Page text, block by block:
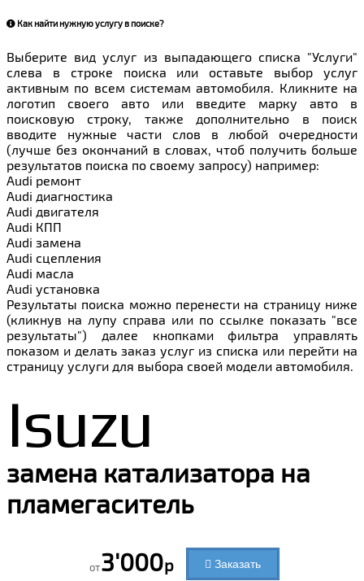
Как найти нужную услугу в поиске?
Выберите вид услуг из выпадающего списка "Услуги"
слева в строке поиска или оставьте выбор услуг
активным по всем системам автомобиля. Кликните на
логотип своего авто или введите марку авто в
поисковую строку, также дополнительно в поиск
вводите нужные части слов в любой очередности
(лучше без окончаний в словах, чтоб получить больше
результатов поиска по своему запросу) например:
Audi ремонт
Audi диагностика
Audi двигателя
Audi КПП
Audi замена
Audi сцепления
Audi масла
Audi установка
Результаты поиска можно перенести на страницу ниже
(кликнув на лупу справа или по ссылке показать "все
результаты") далее кнопками фильтра управлять
показом и делать заказ услуг из списка или перейти на
страницу услуги для выбора своей модели автомобиля.
Isuzu
замена катализатора на
пламегаситель
от3'000р Заказать